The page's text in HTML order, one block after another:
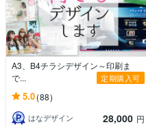
A3、B4チラシデザイン～印刷ま
で...
定期購入可
5.0(88)
はなデザイン 28,000 円